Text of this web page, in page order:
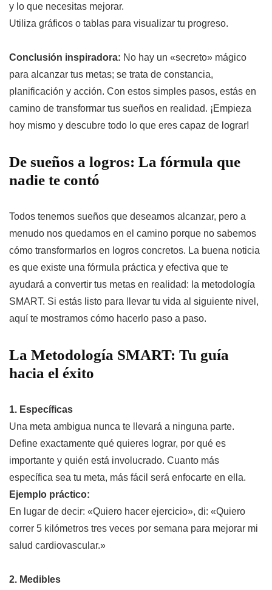
y lo que necesitas mejorar.
Utiliza gráficos o tablas para visualizar tu progreso.
Conclusión inspiradora: No hay un «secreto» mágico
para alcanzar tus metas; se trata de constancia,
planificación y acción. Con estos simples pasos, estás en
camino de transformar tus sueños en realidad. ¡Empieza
hoy mismo y descubre todo lo que eres capaz de lograr!
De sueños a logros: La fórmula que
nadie te contó
Todos tenemos sueños que deseamos alcanzar, pero a
menudo nos quedamos en el camino porque no sabemos
cómo transformarlos en logros concretos. La buena noticia
es que existe una fórmula práctica y efectiva que te
ayudará a convertir tus metas en realidad: la metodología
SMART. Si estás listo para llevar tu vida al siguiente nivel,
aquí te mostramos cómo hacerlo paso a paso.
La Metodología SMART: Tu guía
hacia el éxito
1. Específicas
Una meta ambigua nunca te llevará a ninguna parte.
Define exactamente qué quieres lograr, por qué es
importante y quién está involucrado. Cuanto más
específica sea tu meta, más fácil será enfocarte en ella.
Ejemplo práctico:
En lugar de decir: «Quiero hacer ejercicio», di: «Quiero
correr 5 kilómetros tres veces por semana para mejorar mi
salud cardiovascular.»
2. Medibles